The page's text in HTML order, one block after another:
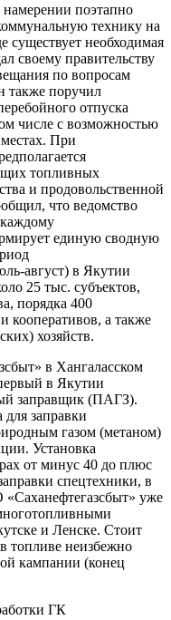
поэтапно
технику на
существует необходимая
своему правительству
по вопросам
также поручил
отпуска
числе с возможностью
При
топливных
и продовольственной
что ведомство
единую сводную
август) в Якутии
25 тыс. субъектов,
порядка 400
кооперативов, а также
хозяйств.
в Хангаласском
в Якутии
заправщик (ПАГЗ).
заправки
газом (метаном)
Установка
от минус 40 до плюс
спецтехники, в
«Саханефтегазсбыт» уже
и Ленске. Стоит
топливе неизбежно
кампании (конец
ГК